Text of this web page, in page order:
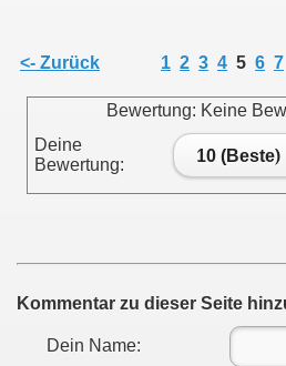
<- Zurück 1 2 3 4 5 6 7
Bewertung: Keine
Deine
Bewertung:
10 (Beste)
Kommentar zu dieser Seite
Dein Name: